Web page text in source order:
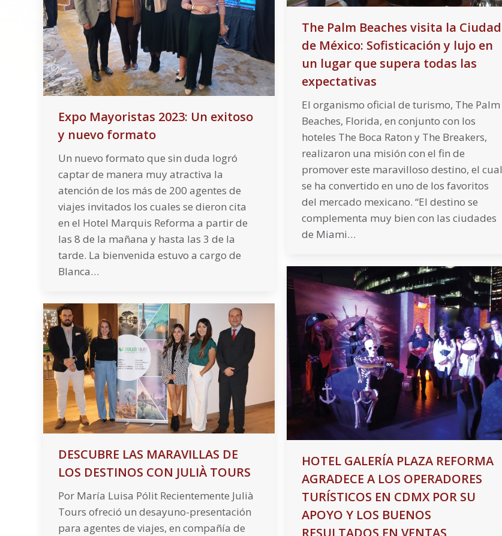
The Palm Beaches visita la Ciudad
de México: Sofisticación y lujo en
un lugar que supera todas las
expectativas
El organismo oficial de turismo, The Palm
Beaches, Florida, en conjunto con los
hoteles The Boca Raton y The Breakers,
realizaron una misión con el fin de
promover este maravilloso destino, el cual
se ha convertido en uno de los favoritos
del mercado mexicano. “El destino se
complementa muy bien con las ciudades
de Miami…
Expo Mayoristas 2023: Un exitoso
y nuevo formato
Un nuevo formato que sin duda logró
captar de manera muy atractiva la
atención de los más de 200 agentes de
viajes invitados los cuales se dieron cita
en el Hotel Marquis Reforma a partir de
las 8 de la mañana y hasta las 3 de la
tarde. La bienvenida estuvo a cargo de
Blanca…
HOTEL GALERÍA PLAZA REFORMA
AGRADECE A LOS OPERADORES
TURÍSTICOS EN CDMX POR SU
APOYO Y LOS BUENOS
RESULTADOS EN VENTAS
DESCUBRE LAS MARAVILLAS DE
LOS DESTINOS CON JULIÀ TOURS
Por María Luisa Pólit Recientemente Julià
Tours ofreció un desayuno-presentación
para agentes de viajes, en compañía de